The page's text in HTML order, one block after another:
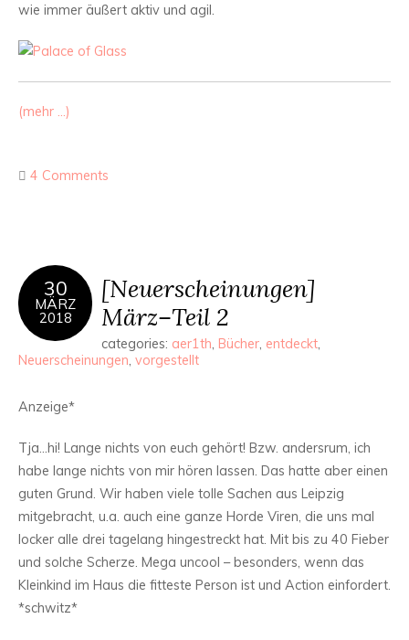
wie immer äußert aktiv und agil.
(mehr …)
4 Comments
30
MÄRZ
2018
[Neuerscheinungen]
März–Teil 2
categories: aer1th, Bücher, entdeckt,
Neuerscheinungen, vorgestellt
Anzeige*
Tja…hi! Lange nichts von euch gehört! Bzw. andersrum, ich
habe lange nichts von mir hören lassen. Das hatte aber einen
guten Grund. Wir haben viele tolle Sachen aus Leipzig
mitgebracht, u.a. auch eine ganze Horde Viren, die uns mal
locker alle drei tagelang hingestreckt hat. Mit bis zu 40 Fieber
und solche Scherze. Mega uncool – besonders, wenn das
Kleinkind im Haus die fitteste Person ist und Action einfordert.
*schwitz*